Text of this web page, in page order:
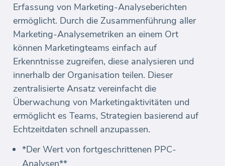
Erfassung von Marketing-Analyseberichten
ermöglicht. Durch die Zusammenführung aller
Marketing-Analysemetriken an einem Ort
können Marketingteams einfach auf
Erkenntnisse zugreifen, diese analysieren und
innerhalb der Organisation teilen. Dieser
zentralisierte Ansatz vereinfacht die
Überwachung von Marketingaktivitäten und
ermöglicht es Teams, Strategien basierend auf
Echtzeitdaten schnell anzupassen.
*Der Wert von fortgeschrittenen PPC-
Analysen**